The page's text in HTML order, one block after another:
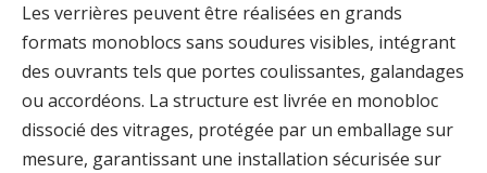
Les verrières peuvent être réalisées en grands
formats monoblocs sans soudures visibles, intégrant
des ouvrants tels que portes coulissantes, galandages
ou accordéons. La structure est livrée en monobloc
dissocié des vitrages, protégée par un emballage sur
mesure, garantissant une installation sécurisée sur